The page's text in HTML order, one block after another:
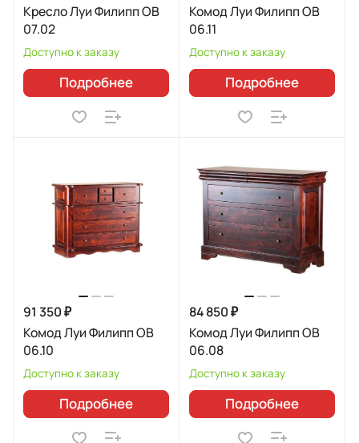
Кресло Луи Филипп ОВ
07.02
Доступно к заказу
Подробнее
Комод Луи Филипп ОВ
06.11
Доступно к заказу
Подробнее
91 350 ₽
Комод Луи Филипп ОВ
06.10
Доступно к заказу
Подробнее
84 850 ₽
Комод Луи Филипп ОВ
06.08
Доступно к заказу
Подробнее